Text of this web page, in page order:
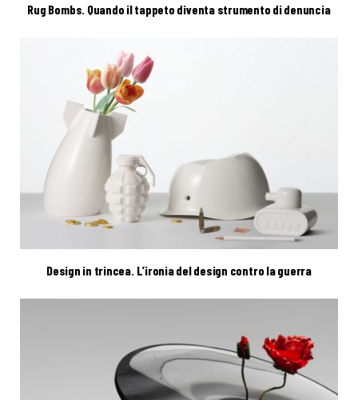
Rug Bombs. Quando il tappeto diventa strumento di denuncia
Design in trincea. L’ironia del design contro la guerra